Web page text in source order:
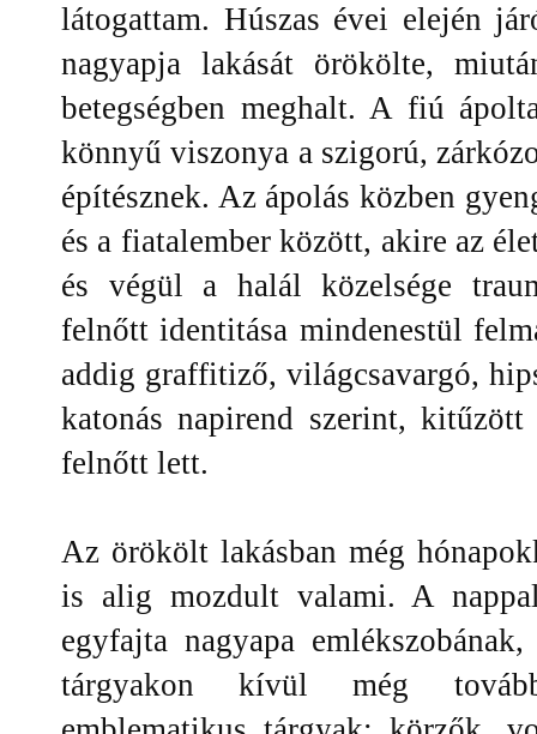
látogattam. Húszas évei elején
nagyapja lakását örökölte,
betegségben meghalt. A fiú
könnyű viszonya a szigorú,
építésznek. Az ápolás közben
és a fiatalember között, akire az
és végül a halál közelsége
felnőtt identitása mindenestül
addig graffitiző, világcsavargó,
katonás napirend szerint,
felnőtt lett.
Az örökölt lakásban még
is alig mozdult valami. A
egyfajta nagyapa
tárgyakon kívül még